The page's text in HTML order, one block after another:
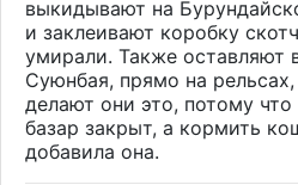
выкидывают на
и заклеивают коробку
умирали. Также оставляют
Суюнбая, прямо на
делают они это, потому что
базар закрыт, а кормить
добавила она.